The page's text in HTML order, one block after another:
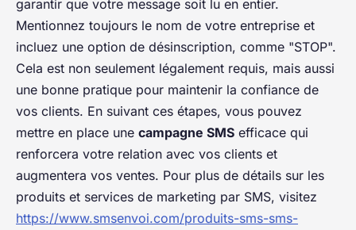
garantir que votre message soit lu en entier.
Mentionnez toujours le nom de votre entreprise et
incluez une option de désinscription, comme "STOP".
Cela est non seulement légalement requis, mais aussi
une bonne pratique pour maintenir la confiance de
vos clients. En suivant ces étapes, vous pouvez
mettre en place une campagne SMS efficace qui
renforcera votre relation avec vos clients et
augmentera vos ventes. Pour plus de détails sur les
produits et services de marketing par SMS, visitez
https://www.smsenvoi.com/produits-sms-sms-